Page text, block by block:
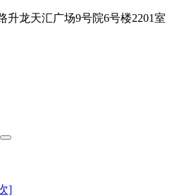
升龙天汇广场9号院6号楼2201室
]